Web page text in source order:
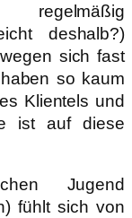
regelmäßig
deshalb?)
sich fast
so kaum
Klientels und
ist auf diese
Jugend
fühlt sich von